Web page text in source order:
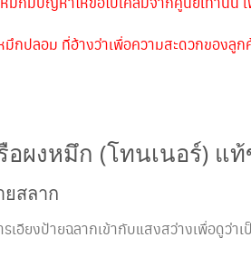
ปลอม ที่อ้างว่าเพื่อความสะดวกของลูก
ผงหมึก (โทนเนอร์) แท้
ยสลาก
เอียงป้ายฉลากเข้ากับแสงสว่างเพื่อดูว่า